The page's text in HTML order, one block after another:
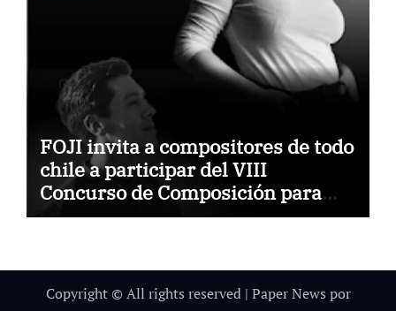
FOJI invita a compositores de todo
chile a participar del VIII
Concurso de Composición para
Orquestas Infanto Juveniles
Copyright © All rights reserved | Paper News por